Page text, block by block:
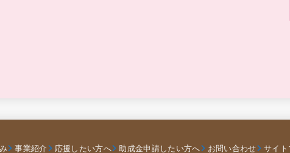
事業紹介 応援したい方へ 助成金申請したい方へ お問い合わせ サイ